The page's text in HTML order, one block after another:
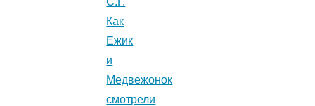
Как
Ежик
и
Медвежонок
смотрели